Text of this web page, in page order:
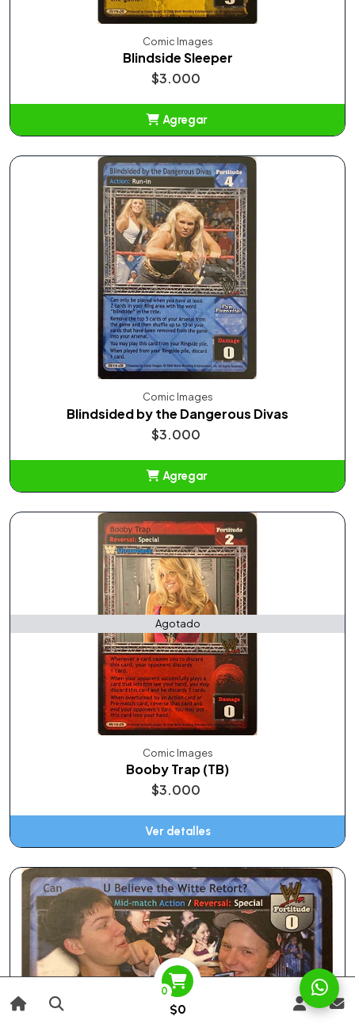
0
$0
Comic Images
Blindside Sleeper
$3.000
Agregar
Comic Images
Blindsided by the Dangerous Divas
$3.000
Agregar
Agotado
Comic Images
Booby Trap (TB)
$3.000
Ver detalles